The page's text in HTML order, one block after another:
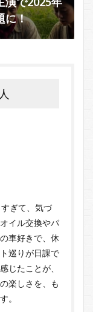
に！
ぎて、気づ
イル交換やパ
車好きで、休
巡りが日課で
じたことが、
楽しさを、も
。